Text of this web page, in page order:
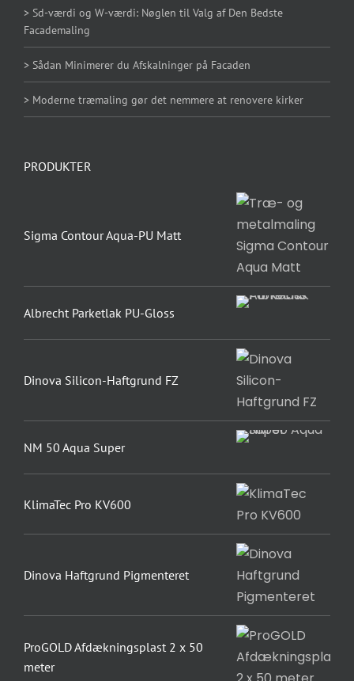
> Sd-værdi og W-værdi: Nøglen til Valg af Den Bedste
Facademaling
> Sådan Minimerer du Afskalninger på Facaden
> Moderne træmaling gør det nemmere at renovere kirker
PRODUKTER
Sigma Contour Aqua-PU Matt
Albrecht Parketlak PU-Gloss
Dinova Silicon-Haftgrund FZ
NM 50 Aqua Super
KlimaTec Pro KV600
Dinova Haftgrund Pigmenteret
ProGOLD Afdækningsplast 2 x 50
meter